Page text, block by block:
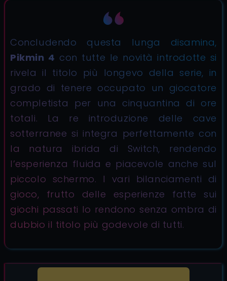
Concludendo questa lunga disamina,
Pikmin 4 con tutte le novità introdotte si
rivela il titolo più longevo della serie, in
grado di tenere occupato un giocatore
completista per una cinquantina di ore
totali. La re introduzione delle cave
sotterranee si integra perfettamente con
la natura ibrida di Switch, rendendo
l’esperienza fluida e piacevole anche sul
piccolo schermo. I vari bilanciamenti di
gioco, frutto delle esperienze fatte sui
giochi passati lo rendono senza ombra di
dubbio il titolo più godevole di tutti.